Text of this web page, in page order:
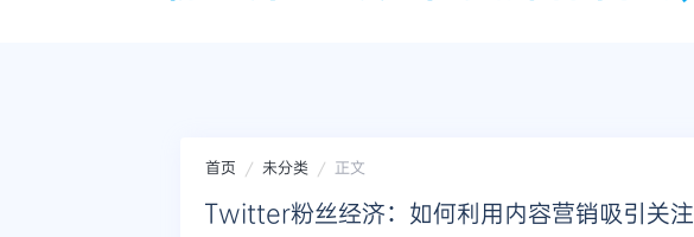
首页 未分类 正文
Twitter粉丝经济：如何利用内容营销吸引关注